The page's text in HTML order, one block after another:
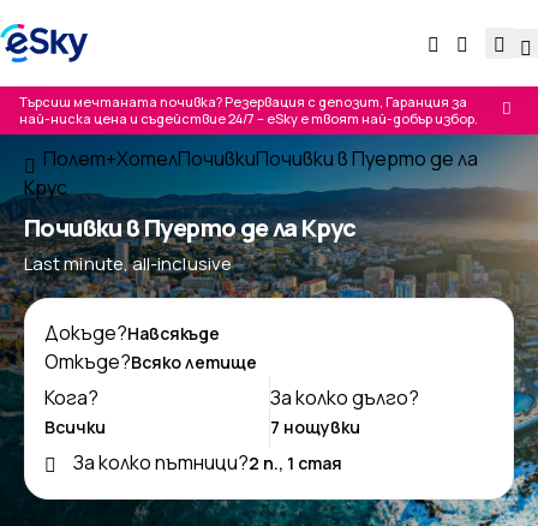
Търсиш мечтаната почивка? Резервация с депозит, Гаранция за
най-ниска цена и съдействие 24/7 – eSky е твоят най-добър избор.
Полет+ХотелПочивкиПочивки в Пуерто де ла
Крус
Почивки в Пуерто де ла Крус
Last minute, all-inclusive
Докъде?
Откъде?
Кога?
За колко дълго?
За колко пътници?